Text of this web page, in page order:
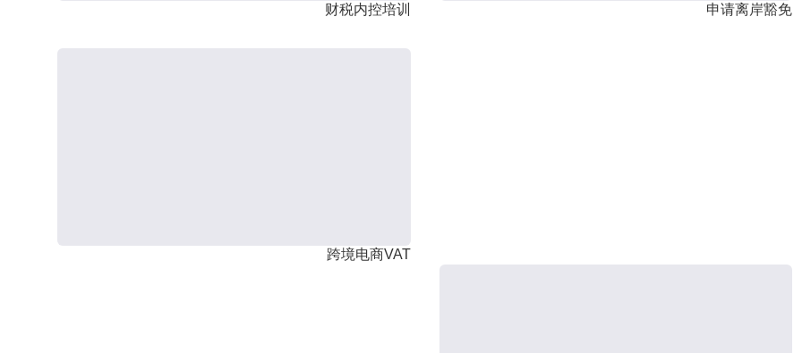
财税内控培训 申请离岸豁免
跨境电商VAT